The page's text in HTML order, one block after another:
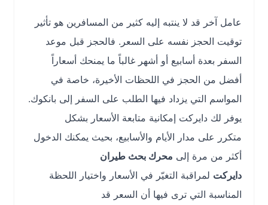
عامل آخر قد لا ينتبه إليه كثير من المسافرين هو تأثير
توقيت الحجز نفسه على السعر. فالحجز قبل موعد
السفر بعدة أسابيع أو أشهر غالباً ما يمنحك أسعاراً
أفضل من الحجز في اللحظات الأخيرة، خاصة في
المواسم التي يزداد فيها الطلب على السفر إلى بانكوك.
يوفر لك دايركت إمكانية متابعة الأسعار بشكل
متكرر على مدار الأيام والأسابيع، بحيث يمكنك الدخول
أكثر من مرة إلى محرك بحث طيران
دايركتلمراقبة التغيّر في الأسعار واختيار اللحظة
المناسبة التي ترى فيها أن السعر قد